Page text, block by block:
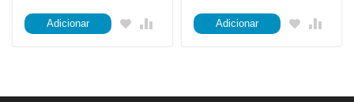
Adicionar Adicionar